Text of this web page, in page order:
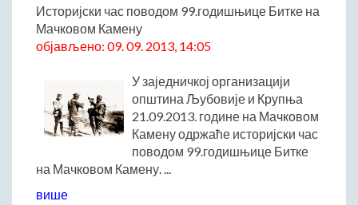
Државна управа и администрација
ГАЛЕРИЈА
Природа у Азбуковици
ВЕСТИ
ТУРИЗАМ
Историјски час поводом 99.годишњице Битке на
Мачковом Камену
објављено: 09. 09. 2013, 14:05
У заједничкој организацији
општина Љубовије и Крупња
21.09.2013. године на Мачковом
Камену одржаће историјски час
поводом 99.годишњице Битке
на Мачковом Камену. ...
више